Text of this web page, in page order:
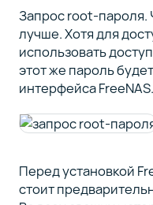
Запрос root-пароля.
лучше. Хотя для
использовать
этот же пароль
интерфейса FreeNAS.
Перед установкой
стоит